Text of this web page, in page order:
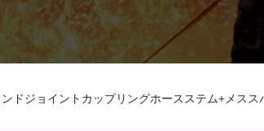
ドジョイントカップリングホースステム+メスス